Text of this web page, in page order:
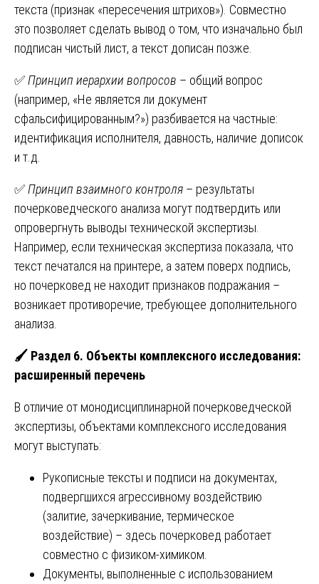
текста (признак «пересечения штрихов»). Совместно
это позволяет сделать вывод о том, что изначально был
подписан чистый лист, а текст дописан позже.
✅Принцип иерархии вопросов – общий вопрос
(например, «Не является ли документ
сфальсифицированным?») разбивается на частные:
идентификация исполнителя, давность, наличие дописок
и т.д.
✅Принцип взаимного контроля – результаты
почерковедческого анализа могут подтвердить или
опровергнуть выводы технической экспертизы.
Например, если техническая экспертиза показала, что
текст печатался на принтере, а затем поверх подпись,
но почерковед не находит признаков подражания –
возникает противоречие, требующее дополнительного
анализа.
🖌️ Раздел 6. Объекты комплексного исследования:
расширенный перечень
В отличие от монодисциплинарной почерковедческой
экспертизы, объектами комплексного исследования
могут выступать:
Рукописные тексты и подписи на документах,
подвергшихся агрессивному воздействию
(залитие, зачеркивание, термическое
воздействие) – здесь почерковед работает
совместно с физиком-химиком.
Документы, выполненные с использованием